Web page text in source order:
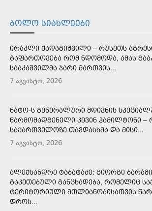
ᲑᲝᲚᲝ ᲡᲘᲐᲮᲚᲔᲔᲑᲘ
ᲘᲠᲐᲙᲚᲘ ᲥᲐᲓᲐᲒᲘᲨᲕᲘᲚᲘ – ᲠᲣᲡᲔᲗᲡ
ᲒᲐᲤᲐᲠᲗᲝᲕᲔᲑᲐ ᲠᲝᲛ ᲜᲓᲝᲛᲝᲓᲐ, ᲐᲛᲐᲡ
ᲡᲐᲐᲙᲐᲨᲕᲘᲚᲛᲐ ᲯᲐᲠᲘ ᲛᲐᲠᲗᲕᲘᲡ...
7 აგვისტო, 2026
ᲜᲐᲢᲝ-Ს ᲒᲔᲜᲔᲠᲐᲚᲣᲠᲘ ᲛᲓᲘᲕᲜᲘᲡ
ᲬᲐᲠᲛᲝᲛᲐᲓᲒᲔᲜᲔᲚᲘ ᲙᲔᲕᲘᲜ ᲰᲐᲛᲘᲚᲢᲝᲜᲘ –
ᲡᲐᲥᲐᲠᲗᲕᲔᲚᲝᲖᲔ ᲗᲐᲕᲓᲐᲡᲮᲛᲐ ᲓᲐ ᲛᲘᲡᲘ...
7 აგვისტო, 2026
ᲐᲚᲔᲥᲡᲐᲜᲓᲠᲔ ᲢᲐᲑᲐᲢᲐᲫᲔ: ᲒᲘᲝᲠᲒᲘ
ᲒᲐᲙᲔᲗᲔᲑᲣᲚᲘ ᲒᲐᲜᲪᲮᲐᲓᲔᲑᲐ, ᲠᲝᲛᲔᲚᲘᲪ
ᲢᲔᲠᲘᲢᲝᲠᲘᲣᲚᲘ ᲛᲗᲚᲘᲐᲜᲝᲑᲘᲡᲐᲗᲕᲘᲡ
ᲓᲠᲝᲡ...